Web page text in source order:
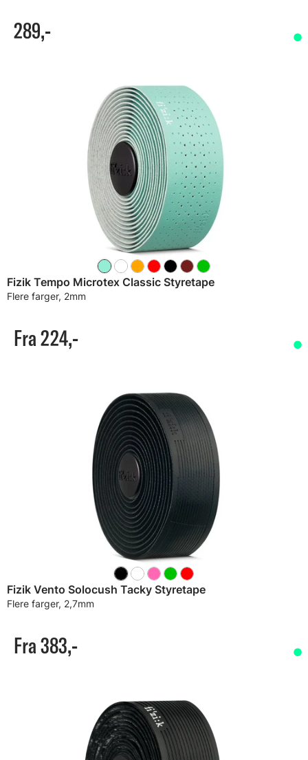
289,-
Fizik Tempo Microtex Classic Styretape
Flere farger, 2mm
Fra 224,-
Fizik Vento Solocush Tacky Styretape
Flere farger, 2,7mm
Fra 383,-